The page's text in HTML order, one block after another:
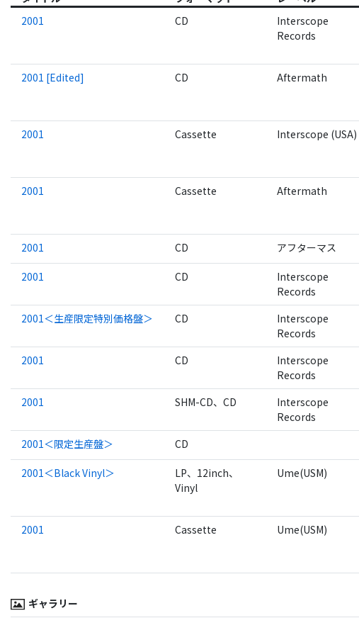
2001
CD
Interscope
Records
2001 [Edited] CD Aftermath
2001 Cassette Interscope (USA)
2001 Cassette Aftermath
2001 CD アフターマス
2001 CD
Interscope
Records
2001＜生産限定特別価格盤＞ CD
Interscope
Records
2001 CD
Interscope
Records
2001 SHM-CD、CD
Interscope
Records
2001＜限定生産盤＞ CD
2001＜Black Vinyl＞
LP、12inch、
Vinyl
Ume(USM)
2001 Cassette Ume(USM)
ギャラリー